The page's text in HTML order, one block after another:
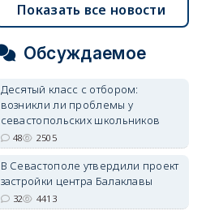
Показать все новости
Обсуждаемое
Десятый класс с отбором:
возникли ли проблемы у
севастопольских школьников
48 2505
В Севастополе утвердили проект
застройки центра Балаклавы
32 4413